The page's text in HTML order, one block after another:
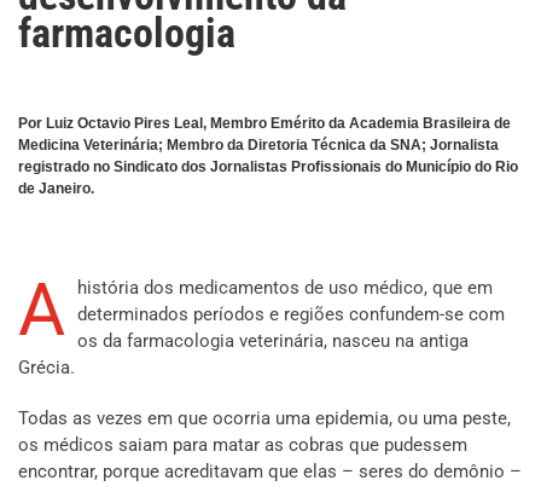
farmacologia
Por Luiz Octavio Pires Leal, Membro Emérito da Academia Brasileira de
Medicina Veterinária; Membro da Diretoria Técnica da SNA; Jornalista
registrado no Sindicato dos Jornalistas Profissionais do Município do Rio
de Janeiro.
A
história dos medicamentos de uso médico, que em
determinados períodos e regiões confundem-se com
os da farmacologia veterinária, nasceu na antiga
Grécia.
Todas as vezes em que ocorria uma epidemia, ou uma peste,
os médicos saiam para matar as cobras que pudessem
encontrar, porque acreditavam que elas – seres do demônio –